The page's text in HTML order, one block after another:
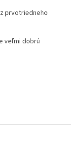
prvotriedneho
veľmi dobrú